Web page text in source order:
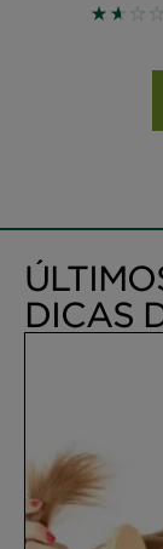
1.6667
DICAS